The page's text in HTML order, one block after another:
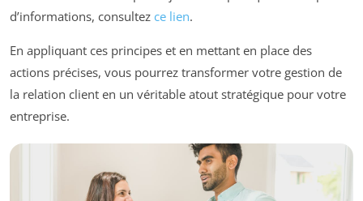
d’informations, consultez ce lien.
En appliquant ces principes et en mettant en place des
actions précises, vous pourrez transformer votre gestion de
la relation client en un véritable atout stratégique pour votre
entreprise.